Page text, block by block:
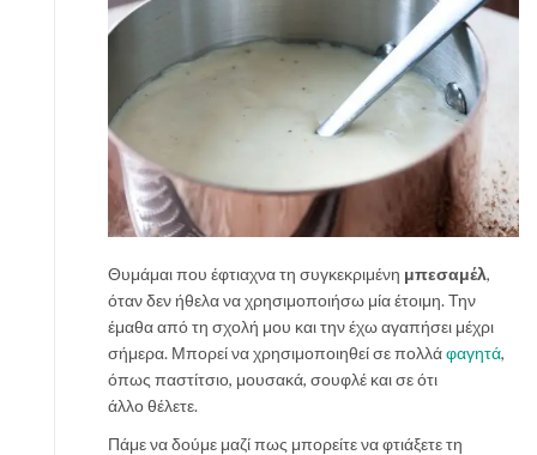
Θυμάμαι που έφτιαχνα τη συγκεκριμένη μπεσαμέλ,
όταν δεν ήθελα να χρησιμοποιήσω μία έτοιμη. Την
έμαθα από τη σχολή μου και την έχω αγαπήσει μέχρι
σήμερα. Μπορεί να χρησιμοποιηθεί σε πολλάφαγητά,
όπως παστίτσιο, μουσακά, σουφλέ και σε ότι
άλλο θέλετε.
Πάμε να δούμε μαζί πως μπορείτε να φτιάξετε τη